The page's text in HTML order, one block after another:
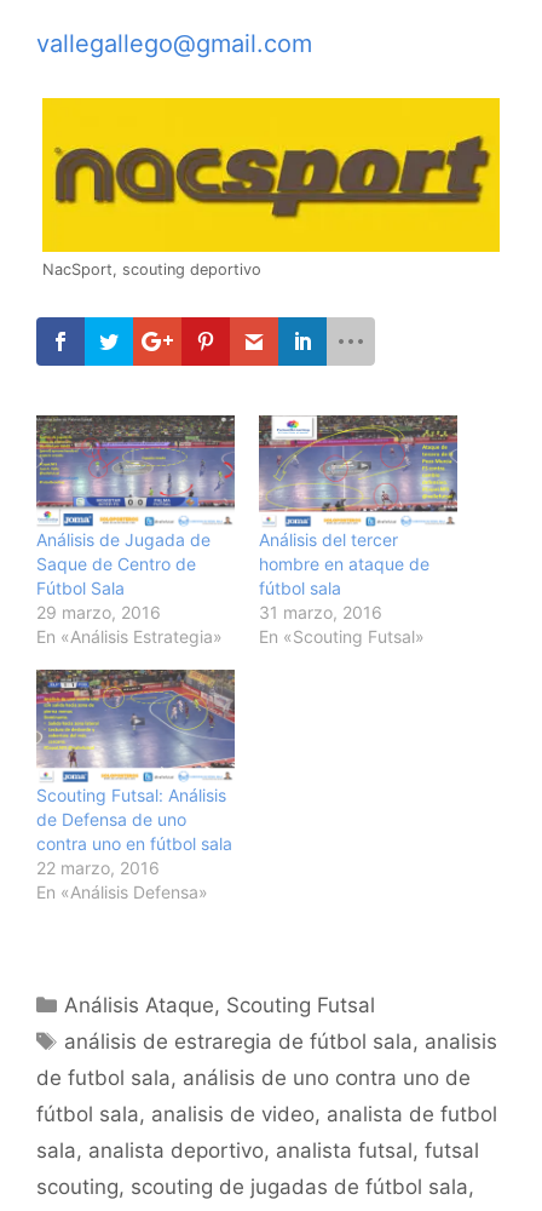
vallegallego@gmail.com
NacSport, scouting deportivo
Análisis de Jugada de
Saque de Centro de
Fútbol Sala
29 marzo, 2016
En «Análisis Estrategia»
Análisis del tercer
hombre en ataque de
fútbol sala
31 marzo, 2016
En «Scouting Futsal»
Scouting Futsal: Análisis
de Defensa de uno
contra uno en fútbol sala
22 marzo, 2016
En «Análisis Defensa»
Categorías
Análisis Ataque, Scouting Futsal
Etiquetas
análisis de estraregia de fútbol sala, analisis
de futbol sala, análisis de uno contra uno de
fútbol sala, analisis de video, analista de futbol
sala, analista deportivo, analista futsal, futsal
scouting, scouting de jugadas de fútbol sala,